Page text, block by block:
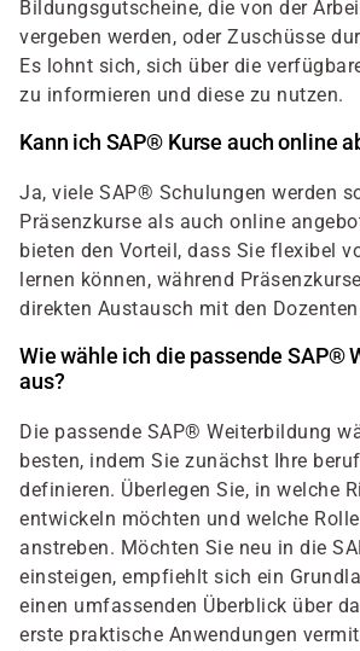
Bildungsgutscheine, die von der
vergeben werden, oder Zuschüsse
Es lohnt sich, sich über die
zu informieren und diese zu nutzen.
Kann ich SAP® Kurse auch online
Ja, viele SAP® Schulungen werden
Präsenzkurse als auch online
bieten den Vorteil, dass Sie flexibel
lernen können, während
direkten Austausch mit den
Wie wähle ich die passende SAP®
aus?
Die passende SAP® Weiterbildung
besten, indem Sie zunächst Ihre
definieren. Überlegen Sie, in welche
entwickeln möchten und welche
anstreben. Möchten Sie neu in die
einsteigen, empfiehlt sich ein
einen umfassenden Überblick über
erste praktische Anwendungen